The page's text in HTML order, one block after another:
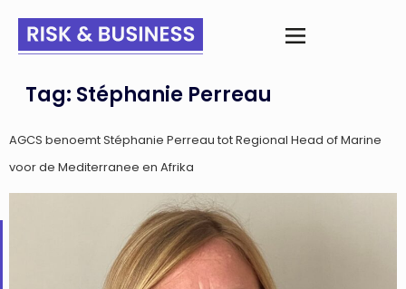
Tag: Stéphanie Perreau
AGCS benoemt Stéphanie Perreau tot Regional Head of Marine
voor de Mediterranee en Afrika